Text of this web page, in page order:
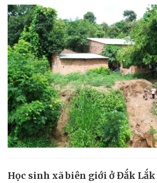
Học sinh xã biên giới ở Đắk